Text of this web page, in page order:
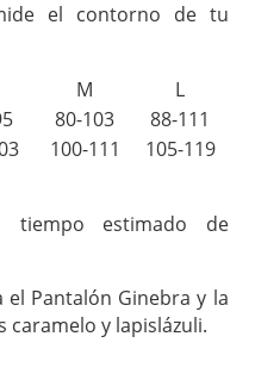
el contorno de tu
M
L
80-103
88-111
100-111 105-119
tiempo estimado de
Pantalón Ginebra y la
caramelo y lapislázuli.